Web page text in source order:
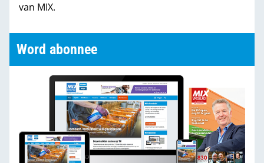
van MIX.
Word abonnee